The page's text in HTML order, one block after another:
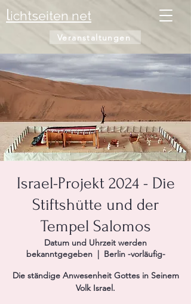
lichtseiten net
Veranstaltungen
Israel-Projekt 2024 - Die
Stiftshütte und der
Tempel Salomos
Datum und Uhrzeit werden
bekanntgegeben
  |
Berlin -vorläufig-
Die ständige Anwesenheit Gottes in Seinem
Volk Israel.